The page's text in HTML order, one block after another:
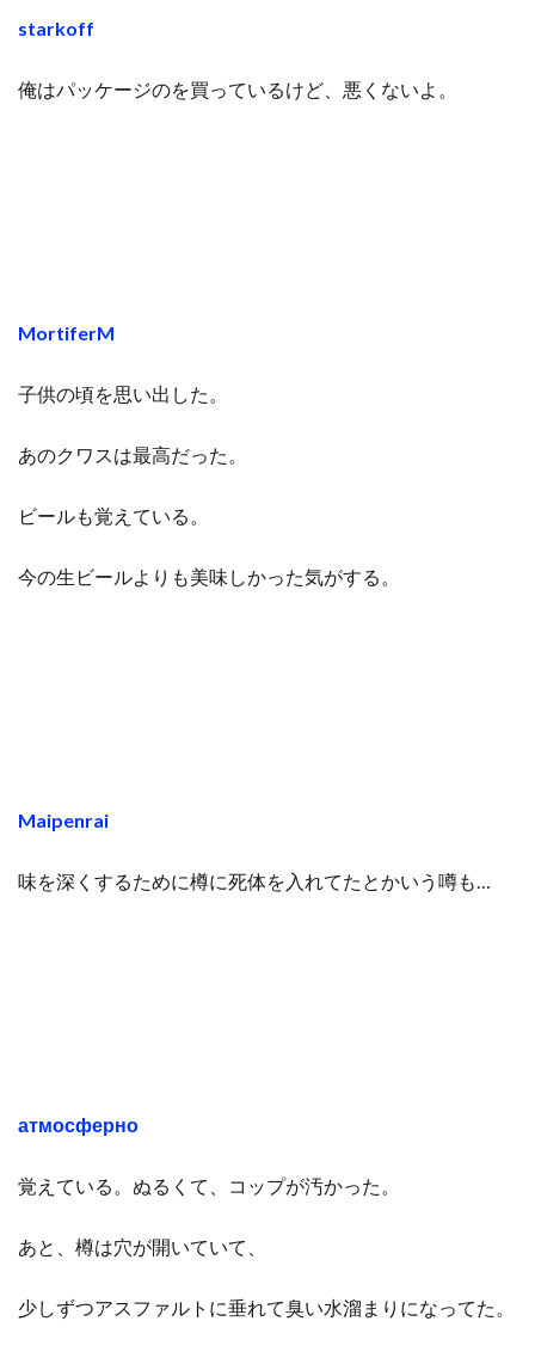
starkoff
俺はパッケージのを買っているけど、悪くないよ。
MortiferM
子供の頃を思い出した。
あのクワスは最高だった。
ビールも覚えている。
今の生ビールよりも美味しかった気がする。
Maipenrai
味を深くするために樽に死体を入れてたとかいう噂も…
атмосферно
覚えている。ぬるくて、コップが汚かった。
あと、樽は穴が開いていて、
少しずつアスファルトに垂れて臭い水溜まりになってた。